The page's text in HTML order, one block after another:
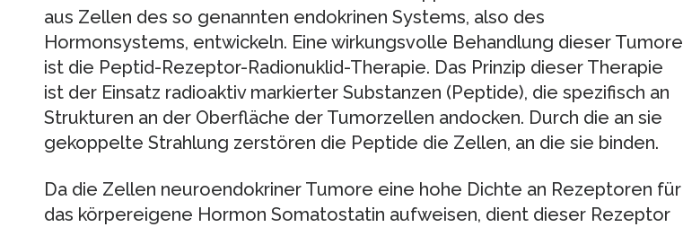
aus Zellen des so genannten endokrinen Systems, also des
Hormonsystems, entwickeln. Eine wirkungsvolle Behandlung dieser Tumore
ist die Peptid-Rezeptor-Radionuklid-Therapie. Das Prinzip dieser Therapie
ist der Einsatz radioaktiv markierter Substanzen (Peptide), die spezifisch an
Strukturen an der Oberfläche der Tumorzellen andocken. Durch die an sie
gekoppelte Strahlung zerstören die Peptide die Zellen, an die sie binden.
Da die Zellen neuroendokriner Tumore eine hohe Dichte an Rezeptoren für
das körpereigene Hormon Somatostatin aufweisen, dient dieser Rezeptor